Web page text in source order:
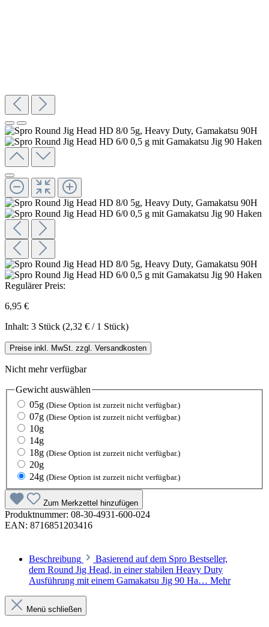
Regulärer Preis:
6,95 €
Inhalt: 3 Stück (2,32 € / 1 Stück)
Preise inkl. MwSt. zzgl. Versandkosten
Nicht mehr verfügbar
Gewicht auswählen
05g (Diese Option ist zurzeit nicht verfügbar.)
07g (Diese Option ist zurzeit nicht verfügbar.)
10g
14g
18g (Diese Option ist zurzeit nicht verfügbar.)
20g
24g (Diese Option ist zurzeit nicht verfügbar.)
Zum Merkzettel hinzufügen
Produktnummer: 08-30-4931-600-024
EAN: 8716851203416
Beschreibung
Basierend auf dem Spro Bestseller,
dem Round Jig Head, in einer stabilen Heavy Duty
Ausführung mit einem Gamakatsu Jig 90 Ha… Mehr
Menü schließen